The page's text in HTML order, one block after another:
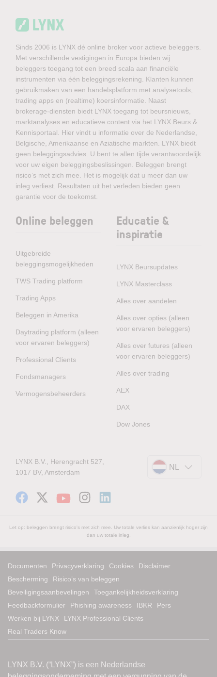
Sinds 2006 is LYNX dé online broker voor actieve beleggers.
Met verschillende vestigingen in Europa bieden wij
beleggers toegang tot een breed scala aan financiële
instrumenten via één beleggingsrekening. Klanten kunnen
gebruikmaken van een handelsplatform met analysetools,
trading apps en (realtime) koersinformatie. Naast
brokerage-diensten biedt LYNX toegang tot beursnieuws,
marktanalyses en educatieve content via het LYNX Beurs &
Kennisportaal. Hier vindt u informatie over de Nederlandse,
Belgische, Amerikaanse en Aziatische markten. LYNX biedt
geen beleggingsadvies. U bent te allen tijde verantwoordelijk
voor uw eigen beleggingsbeslissingen. Beleggen brengt
risico’s met zich mee. Het is mogelijk dat u meer dan uw
inleg verliest. Resultaten uit het verleden bieden geen
garantie voor de toekomst.
Online beleggen
Uitgebreide
beleggingsmogelijkheden
TWS Trading platform
Trading Apps
Beleggen in Amerika
Daytrading platform (alleen
voor ervaren beleggers)
Professional Clients
Fondsmanagers
Vermogensbeheerders
Educatie &
inspiratie
LYNX Beursupdates
LYNX Masterclass
Alles over aandelen
Alles over opties (alleen
voor ervaren beleggers)
Alles over futures (alleen
voor ervaren beleggers)
Alles over trading
AEX
DAX
Dow Jones
LYNX B.V., Herengracht 527,
1017 BV, Amsterdam
NL
Let op: beleggen brengt risico's met zich mee. Uw totale verlies kan aanzienlijk hoger zijn
dan uw totale inleg.
Documenten Privacyverklaring Cookies
Disclaimer
Bescherming
Risico’s van beleggen
Beveiligingsaanbevelingen
Toegankelijkheidsverklaring
Feedbackformulier
Phishing awareness IBKR
Pers
Werken bij LYNX
LYNX Professional Clients
Real Traders Know